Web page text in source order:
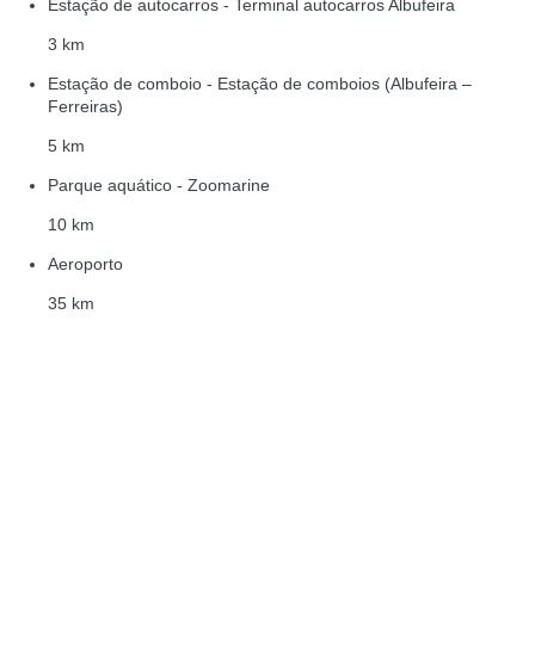
Estação de autocarros - Terminal autocarros Albufeira
3 km
Estação de comboio - Estação de comboios (Albufeira –
Ferreiras)
5 km
Parque aquático - Zoomarine
10 km
Aeroporto
35 km